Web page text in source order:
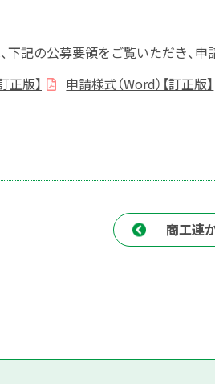
下記の公募要領をご覧いただき、
正版】
申請様式（Word）【訂正版】
商工連